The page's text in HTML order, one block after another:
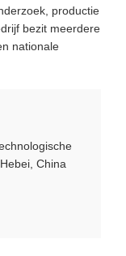
productie
bezit meerdere
nationale
China